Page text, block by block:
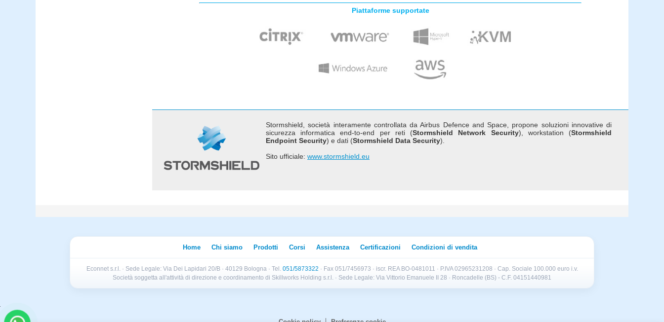
Piattaforme supportate
Stormshield, società interamente controllata da Airbus Defence and Space, propone soluzioni innovative di
sicurezza informatica end-to-end per reti (Stormshield Network Security), workstation (Stormshield
Endpoint Security) e dati (Stormshield Data Security).
Sito ufficiale: www.stormshield.eu
Home Chi siamo Prodotti Corsi Assistenza Certificazioni Condizioni di vendita
Econnet s.r.l. · Sede Legale: Via Dei Lapidari 20/B · 40129 Bologna · Tel. 051/5873322 · Fax 051/7456973 · iscr. REA BO-0481011 · P.IVA 02965231208 · Cap. Sociale 100.000 euro i.v.
Società soggetta all'attività di direzione e coordinamento di Skillworks Holding s.r.l. · Sede Legale: Via Vittorio Emanuele II 28 · Roncadelle (BS) - C.F. 04151440981